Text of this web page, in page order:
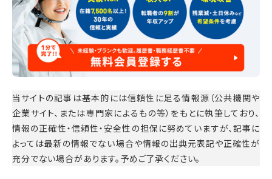
当サイトの記事は基本的には信頼性に足る情報源（公共機関や
企業サイト、または専門家によるもの等）をもとに執筆しており、
情報の正確性・信頼性・安全性の担保に努めていますが、記事に
よっては最新の情報でない場合や情報の出典元表記や正確性が
充分でない場合があります。予めご了承ください。